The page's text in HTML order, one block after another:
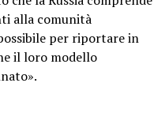
alla comunità
per riportare in
il loro modello